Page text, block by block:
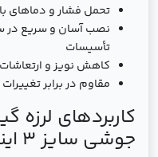
تحمل فشار و دماهای
نصب آسان و سریع
تأسیسات
کاهش نویز و
مقاوم در برابر
کاربردهای لرزه
جوشی سایز 3 اینچ